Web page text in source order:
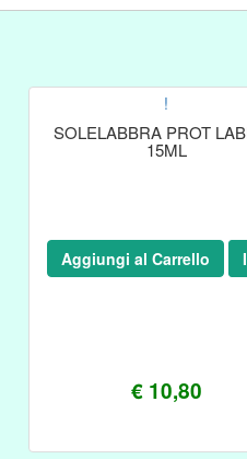
!
SOLELABBRA PROT
15ML
€ 10,80
Aggiungi al Carrello